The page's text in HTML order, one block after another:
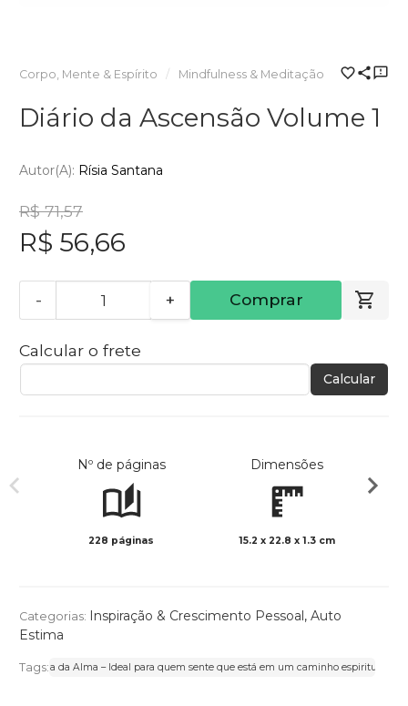
Corpo, Mente & Espírito Mindfulness & Meditação
Diário da Ascensão Volume 1
Autor(a): Rísia Santana
R$ 71,57
R$ 56,66
- + Comprar
Calcular o frete
Calcular
Nº de páginas
228 páginas
Dimensões
15.2 x 22.8 x 1.3 cm
Categorias: Inspiração & Crescimento Pessoal, Auto
Estima
Tags: da Alma – Ideal para quem sente que está em um caminho